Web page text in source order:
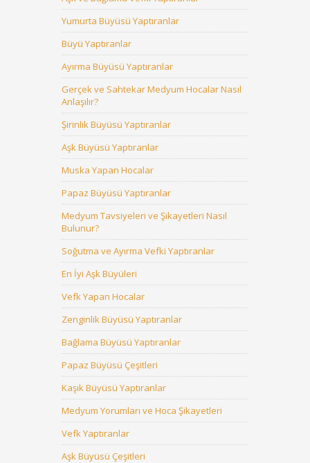
Yumurta Büyüsü Yaptıranlar
Büyü Yaptıranlar
Ayırma Büyüsü Yaptıranlar
Gerçek ve Sahtekar Medyum Hocalar Nasıl
Anlaşılır?
Şirinlik Büyüsü Yaptıranlar
Aşk Büyüsü Yaptıranlar
Muska Yapan Hocalar
Papaz Büyüsü Yaptıranlar
Medyum Tavsiyeleri ve Şikayetleri Nasıl
Bulunur?
Soğutma ve Ayırma Vefki Yaptıranlar
En İyi Aşk Büyüleri
Vefk Yapan Hocalar
Zenginlik Büyüsü Yaptıranlar
Bağlama Büyüsü Yaptıranlar
Papaz Büyüsü Çeşitleri
Kaşık Büyüsü Yaptıranlar
Medyum Yorumları ve Hoca Şikayetleri
Vefk Yaptıranlar
Aşk Büyüsü Çeşitleri